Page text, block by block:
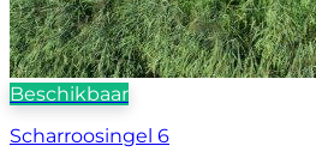
Beschikbaar
Scharroosingel 6